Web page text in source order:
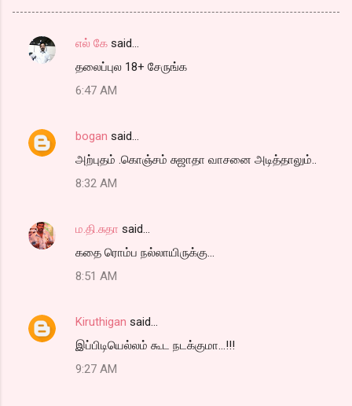
C
e
எல் கே said…
தலைப்புல 18+ சேருங்க
6:47 AM
bogan said…
அற்புதம் .கொஞ்சம் சுஜாதா வாசனை அடித்தாலும்..
8:32 AM
ம.தி.சுதா said…
கதை ரொம்ப நல்லாயிருக்கு...
8:51 AM
Kiruthigan said…
இப்பிடியெல்லம் கூட நடக்குமா...!!!
9:27 AM